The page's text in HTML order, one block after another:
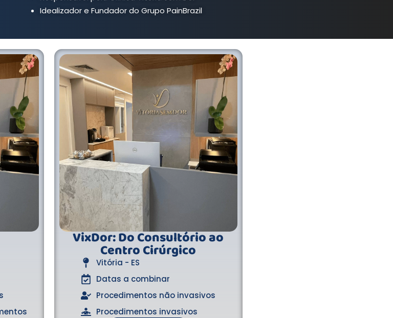
Idealizador e Fundador do Grupo PainBrazil
VixDor: Do Consultório ao
Centro Cirúrgico​
Vitória - ES
Datas a combinar
Procedimentos não invasivos
Procedimentos invasivos